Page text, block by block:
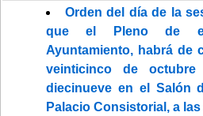
Orden del día de la
que el Pleno de
Ayuntamiento, habrá de
veinticinco de
diecinueve en el Salón
Palacio Consistorial, a